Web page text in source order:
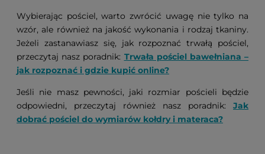
Wybierając pościel, warto zwrócić uwagę nie tylko na
wzór, ale również na jakość wykonania i rodzaj tkaniny.
Jeżeli zastanawiasz się, jak rozpoznać trwałą pościel,
przeczytaj nasz poradnik: Trwała pościel bawełniana –
jak rozpoznać i gdzie kupić online?
Jeśli nie masz pewności, jaki rozmiar pościeli będzie
odpowiedni, przeczytaj również nasz poradnik: Jak
dobrać pościel do wymiarów kołdry i materaca?